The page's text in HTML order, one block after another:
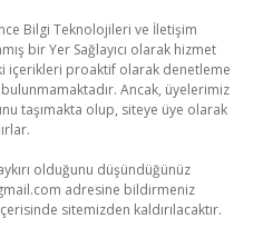
Bilgi Teknolojileri ve İletişim
bir Yer Sağlayıcı olarak hizmet
içerikleri proaktif olarak denetleme
Ancak, üyelerimiz
taşımakta olup, siteye üye olarak
olduğunu düşündüğünüz
adresine bildirmeniz
sitemizden kaldırılacaktır.